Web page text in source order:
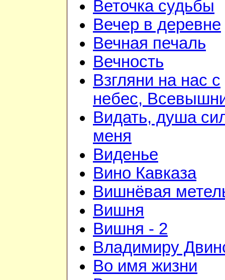
Веточка судьбы
Вечер в деревне
Вечная печаль
Вечность
Взгляни на нас с
небес,
Видать, душа
меня
Виденье
Вино Кавказа
Вишнёвая
Вишня
Вишня - 2
Владимиру
Во имя жизни